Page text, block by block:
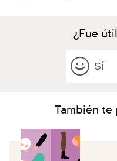
life. J Pediatr Adolesc
Tan S, Hahn S,
et al. Psychological
Joham AE, Boyle JA,
Contraception use
with polycystic ovary
Australian
¿Fue
Sí
También te